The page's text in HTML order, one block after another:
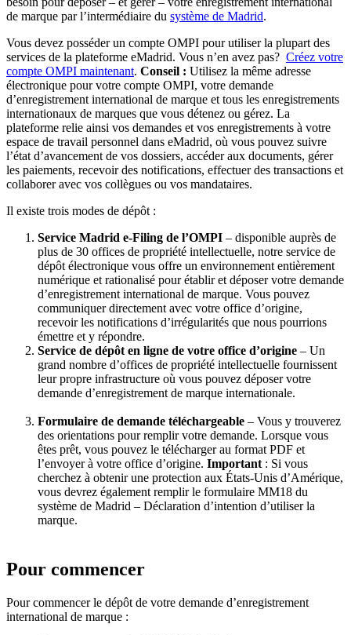
de marque par l’intermédiaire du système de Madrid.
Vous devez posséder un compte OMPI pour utiliser la plupart des
services de la plateforme eMadrid. Vous n’en avez pas? Créez votre
compte OMPI maintenant. Conseil : Utilisez la même adresse
électronique pour votre compte OMPI, votre demande
d’enregistrement international de marque et tous les enregistrements
internationaux de marques que vous détenez ou gérez. La
plateforme relie ainsi vos demandes et vos enregistrements à votre
espace de travail personnel dans eMadrid, où vous pouvez suivre
l’état d’avancement de vos dossiers, accéder aux documents, gérer
les paiements, recevoir des notifications, effectuer des transactions et
collaborer avec vos collègues ou vos mandataires.
Il existe trois modes de dépôt :
Service Madrid e-Filing de l’OMPI – disponible auprès de
plus de 30 offices de propriété intellectuelle, notre service de
dépôt électronique vous offre un environnement entièrement
numérique et rationalisé pour établir et déposer votre demande
d’enregistrement international de marque. Vous pouvez
communiquer directement avec votre office d’origine,
recevoir les notifications d’irrégularités que nous pourrions
émettre et y répondre.
Service de dépôt en ligne de votre office d’origine – Un
grand nombre d’offices de propriété intellectuelle fournissent
leur propre infrastructure où vous pouvez déposer votre
demande d’enregistrement de marque internationale.
Formulaire de demande téléchargeable – Vous y trouverez
des orientations pour remplir votre demande. Lorsque vous
êtes prêt, vous pouvez le télécharger au format PDF et
l’envoyer à votre office d’origine. Important : Si vous
cherchez à obtenir une protection aux États-Unis d’Amérique,
vous devrez également remplir le formulaire MM18 du
système de Madrid – Déclaration d’intention d’utiliser la
marque.
Pour commencer
Pour commencer le dépôt de votre demande d’enregistrement
international de marque :